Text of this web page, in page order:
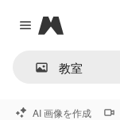
Close menu
Magnific
AI 画像を作成